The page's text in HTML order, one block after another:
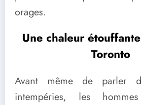
orages.
Une chaleur
Toronto
Avant même de parler
intempéries, les